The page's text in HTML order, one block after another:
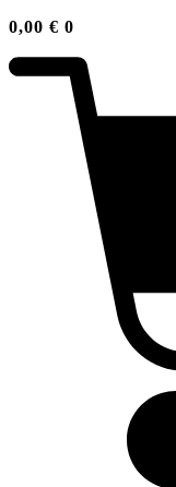
0,00 € 0